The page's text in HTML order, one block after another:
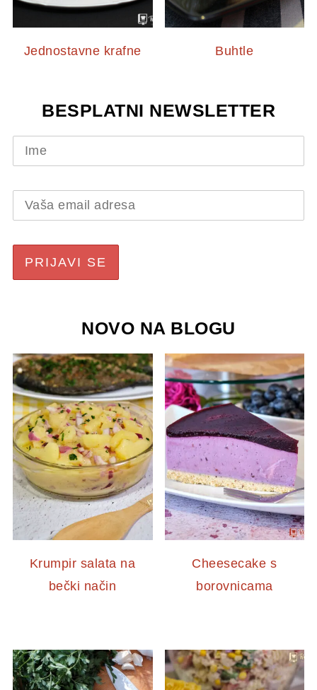
Jednostavne krafne Buhtle
BESPLATNI NEWSLETTER
NOVO NA BLOGU
Krumpir salata na
bečki način
Cheesecake s
borovnicama